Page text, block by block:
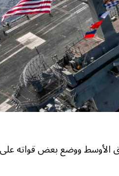
الأوسط ووضع بعض قواته